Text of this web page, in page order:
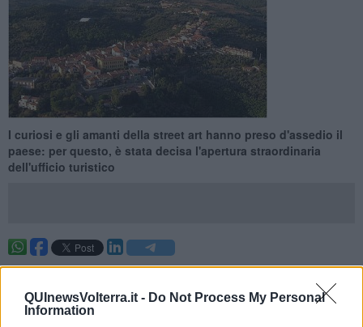
QUInewsVolterra.it - Do Not Process My Personal
Information
I curiosi e gli amanti della street art hanno preso d'assedio il
paese: per questo, è stata decisa l'apertura straordinaria
dell'ufficio turistico
RIPARBELLA —I nuovi murales di Riparbella stanno attirando
desiderosi di ammirare le opere
create grazie al festivalLa collina delle fiabe; così, per accogliere
le persone e fornire loro tutte le informazioni necessarie, è stato